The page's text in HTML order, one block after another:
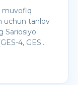
muvofiq
uchun tanlov
Sariosiyo
4, GES…